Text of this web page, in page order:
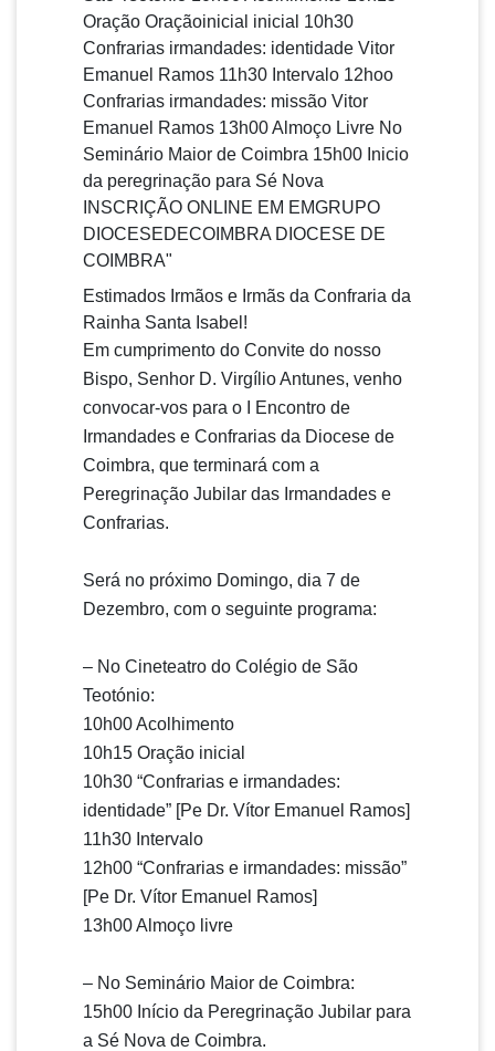
Estimados Irmãos e Irmãs da Confraria da
Rainha Santa Isabel!
Em cumprimento do Convite do nosso
Bispo, Senhor D. Virgílio Antunes, venho
convocar-vos para o I Encontro de
Irmandades e Confrarias da Diocese de
Coimbra, que terminará com a
Peregrinação Jubilar das Irmandades e
Confrarias.
Será no próximo Domingo, dia 7 de
Dezembro, com o seguinte programa:
– No Cineteatro do Col égio de São
Teotónio:
10h00 Acolhimento
10h15 Oração inicial
10h30 “Confrarias e irmandades:
identidade” [Pe Dr. Vítor Emanuel Ramos]
11h30 Intervalo
12h00 “Confrarias e irmandades: missão”
[Pe Dr. Vítor Emanuel Ramos]
13h00 Almoço livre
– No Seminário Maior de Coimbra:
15h00 Início da Peregrinação Jubilar para
a Sé Nova de Coimbra.